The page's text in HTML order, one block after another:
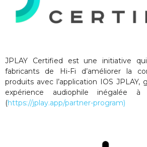
JPLAY Certified est une initiative
fabricants de Hi-Fi d’améliorer la
produits avec l’application IOS JPLAY,
expérience audiophile inégalée
(https://jplay.app/partner-program)